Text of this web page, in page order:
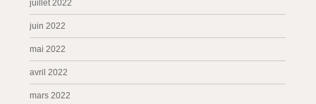
juillet 2022
juin 2022
mai 2022
avril 2022
mars 2022